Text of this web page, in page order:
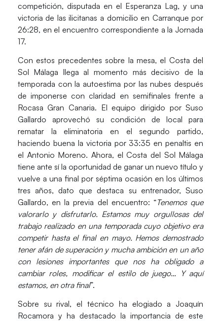
competición, disputada en el Esperanza Lag, y una
victoria de las ilicitanas a domicilio en Carranque por
26:28, en el encuentro correspondiente a la Jornada
17.
Con estos precedentes sobre la mesa, el Costa del
Sol Málaga llega al momento más decisivo de la
temporada con la autoestima por las nubes después
de imponerse con claridad en semifinales frente a
Rocasa Gran Canaria. El equipo dirigido porSuso
Gallardo aprovechó su condición de local para
rematar la eliminatoria en el segundo partido,
haciendo buena la victoria por 33:35 en penaltis en
el Antonio Moreno. Ahora, elCosta del Sol Málaga
tiene ante sí la oportunidad de ganar un nuevo título y
vuelve a una final por séptima ocasión en los últimos
tres años, dato que destaca su entrenador,Suso
Gallardo, en la previa del encuentro: “Tenemos que
valorarlo y disfrutarlo. Estamos muy orgullosas del
trabajo realizado en una temporada cuyo objetivo era
competir hasta el final en mayo. Hemos demostrado
tener afán de superación y mucha ambición en un año
con lesiones importantes que nos ha obligado a
cambiar roles, modificar el estilo de juego… Y aquí
estamos, en otra final”.
Sobre su rival, el técnico ha elogiado aJoaquín
Rocamora y ha destacado la importancia de este